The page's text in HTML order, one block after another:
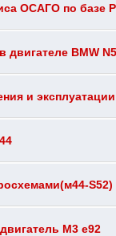
ОСАГО по базе
двигателе BMW
и
S52)
М3 е92